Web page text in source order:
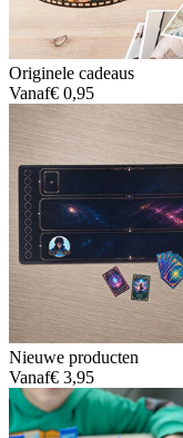
Originele cadeaus
Vanaf€ 0,95
Nieuwe producten
Vanaf€ 3,95